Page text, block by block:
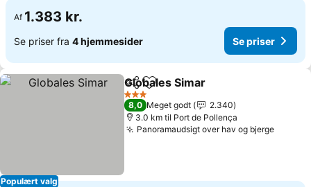
Af 1.383 kr.
Se priser fra 4 hjemmesider Se priser
Populært valg
Del Føj til favoritter
Globales Simar
3 Stjerner
8,0 Meget godt
2.340
3.0 km til Port de Pollença
Panoramaudsigt over hav og bjergeSe